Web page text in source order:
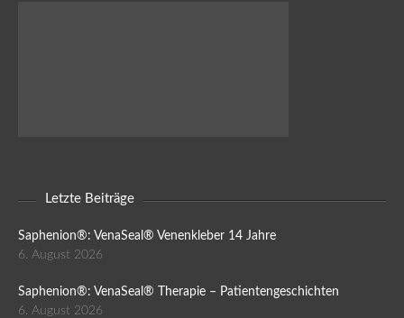
Letzte Beiträge
Saphenion®: VenaSeal® Venenkleber 14 Jahre
6. August 2026
Saphenion®: VenaSeal® Therapie – Patientengeschichten
6. August 2026